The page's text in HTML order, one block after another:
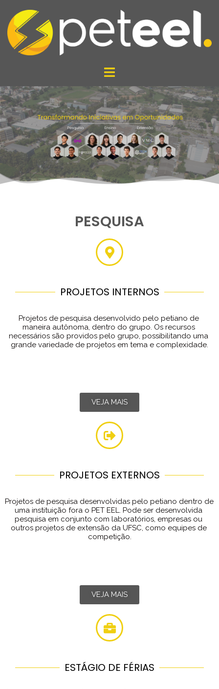
PESQUISA
PROJETOS INTERNOS
Projetos de pesquisa desenvolvido pelo petiano de
maneira autônoma, dentro do grupo. Os recursos
necessários são providos pelo grupo, possibilitando uma
grande variedade de projetos em tema e complexidade.
VEJA MAIS
PROJETOS EXTERNOS
Projetos de pesquisa desenvolvidas pelo petiano dentro de
uma instituição fora o PET EEL. Pode ser desenvolvida
pesquisa em conjunto com laboratórios, empresas ou
outros projetos de extensão da UFSC, como equipes de
competição.
VEJA MAIS
ESTÁGIO DE FÉRIAS